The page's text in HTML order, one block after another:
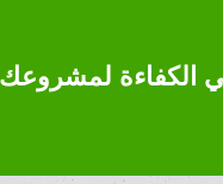
الكفاءة